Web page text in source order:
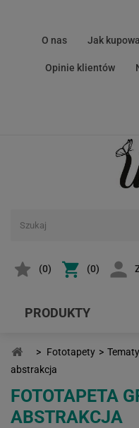
O nas Jak
Opinie klientów
(0) (0)
PRODUKTY
> Fototapety > Tematy
abstrakcja
FOTOTAPETA
ABSTRAKCJA